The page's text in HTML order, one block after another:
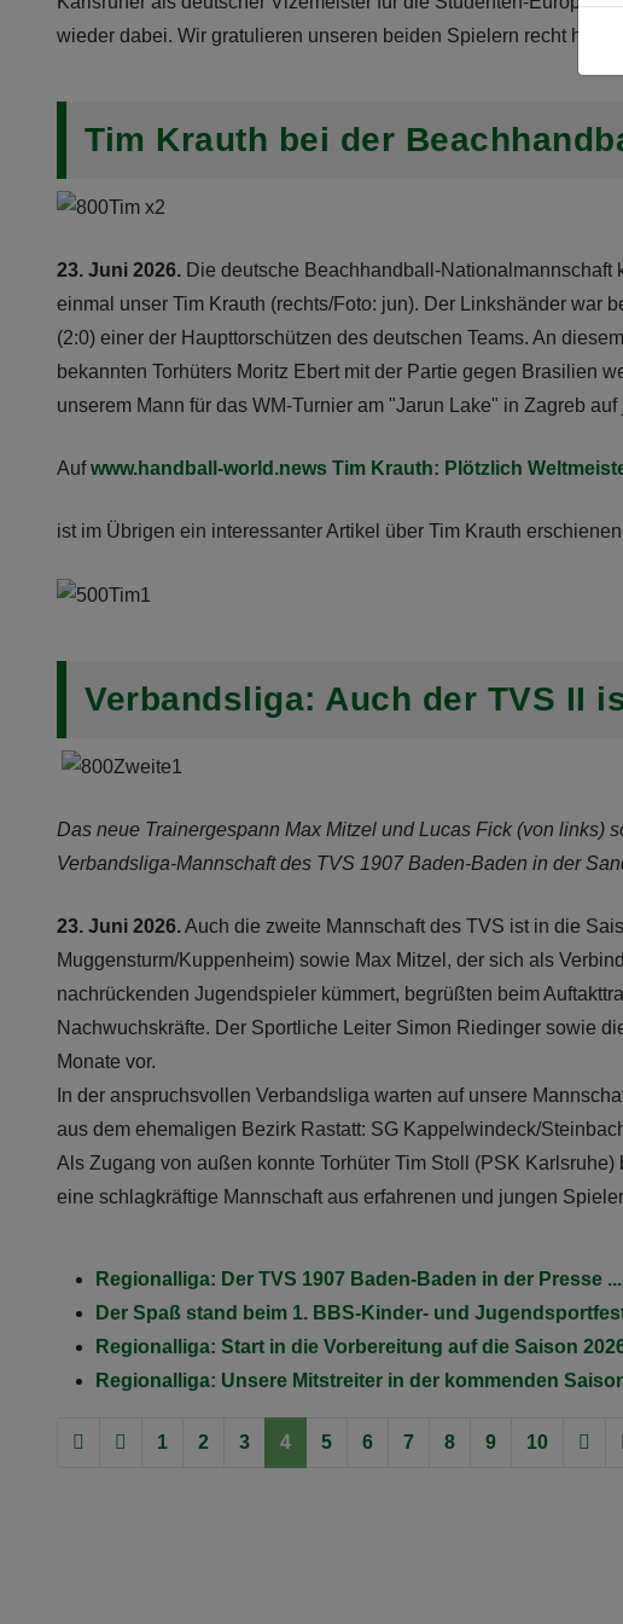
wieder dabei. Wir gratulieren unseren beiden Spielern recht
Tim Krauth bei der
23. Juni 2026. Die deutsche Beachhandball-
einmal unser Tim Krauth (rechts/Foto: jun). Der Linkshänder war
(2:0) einer der Haupttorschützen des deutschen Teams. An
bekannten Torhüters Moritz Ebert mit der Partie gegen Brasilien
unserem Mann für das WM-Turnier am "Jarun Lake" in Zagreb
Aufwww.handball-world.news Tim Krauth: Plötzlich
ist im Übrigen ein interessanter Artikel über Tim Krauth
Verbandsliga: Auch der TVS II
Das neue Trainergespann Max Mitzel und Lucas Fick (von links)
Verbandsliga-Mannschaft des TVS 1907 Baden-Baden in der
23. Juni 2026.Auch die zweite Mannschaft des TVS ist in die
Muggensturm/Kuppenheim) sowie Max Mitzel, der sich als
nachrückenden Jugendspieler kümmert, begrüßten beim
Nachwuchskräfte. Der Sportliche Leiter Simon Riedinger sowie
Monate vor.
In der anspruchsvollen Verbandsliga warten auf unsere
aus dem ehemaligen Bezirk Rastatt: SG Kappelwindeck/
Als Zugang von außen konnte Torhüter Tim Stoll (PSK
eine schlagkräftige Mannschaft aus erfahrenen und jungen
Regionalliga: Der TVS 1907 Baden-Baden in der Presse ...
Der Spaß stand beim 1. BBS-Kinder- und
Regionalliga: Start in die Vorbereitung auf die Saison
Regionalliga: Unsere Mitstreiter in der kommenden
1 2 3 4 5 6 7 8 9 10